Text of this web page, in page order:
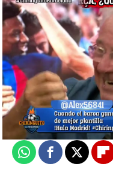
El Chiringuito
Madrid
Actualizado:09 de
Publicado:09 de
WhatsappFacebook
X